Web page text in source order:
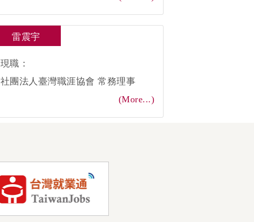
雷震宇
現職：
社團法人臺灣職涯協會 常務理事
(More...)